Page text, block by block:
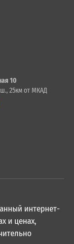
10
25км от МКАД
интернет-
и ценах,